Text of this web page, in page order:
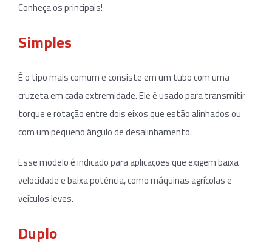
Conheça os principais!
Simples
É o tipo mais comum e consiste em um tubo com uma
cruzeta em cada extremidade. Ele é usado para transmitir
torque e rotação entre dois eixos que estão alinhados ou
com um pequeno ângulo de desalinhamento.
Esse modelo é indicado para aplicações que exigem baixa
velocidade e baixa potência, como máquinas agrícolas e
veículos leves.
Duplo